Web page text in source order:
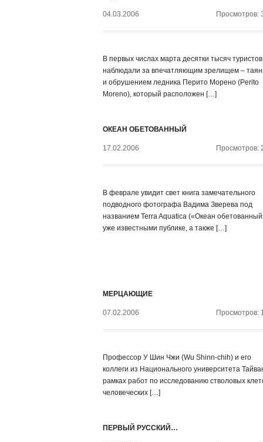
04.03.2006 Просмотров:
В первых числах марта десятки тысяч туристов
наблюдали за впечатляющим зрелищем –
и обрушением ледника Перито Морено (Perito
Moreno), который расположен […]
ОКЕАН ОБЕТОВАННЫЙ
17.02.2006 Просмотров:
В феврале увидит свет книга замечательного
подводного фотографа Вадима Зверева под
названием Terra Aquatica («Океан
уже известными публике, а также […]
МЕРЦАЮЩИЕ
07.02.2006 Просмотров:
Профессор У Шин Чжи (Wu Shinn-chih) и его
коллеги из Национального университета
рамках работ по исследованию стволовых
человеческих […]
ПЕРВЫЙ РУССКИЙ…